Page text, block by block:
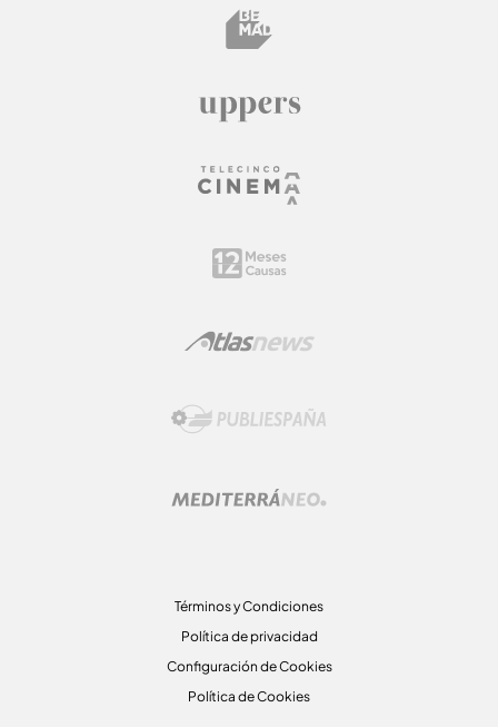
Términos y Condiciones
Política de privacidad
Configuración de Cookies
Política de Cookies